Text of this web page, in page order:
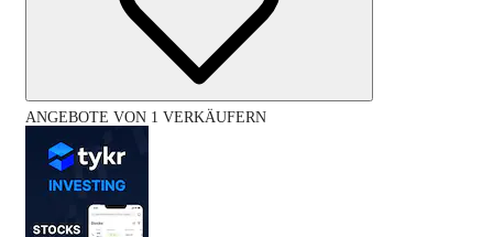
ANGEBOTE VON 1 VERKÄUFERN